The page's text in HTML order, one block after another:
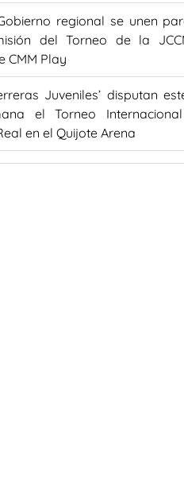
regional se unen
del Torneo de la
CMM Play
Juveniles’ disputan
el Torneo
en el Quijote Arena